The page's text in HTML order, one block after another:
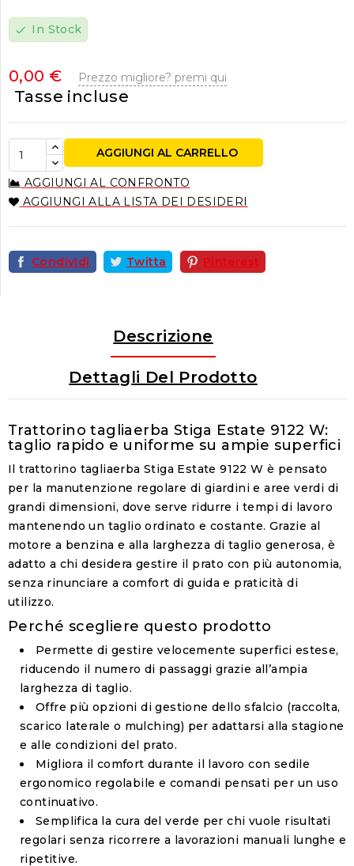
check In Stock
0,00 € Prezzo migliore? premi qui
Tasse incluse
AGGIUNGI AL CARRELLO
AGGIUNGI AL CONFRONTO
AGGIUNGI ALLA LISTA DEI DESIDERI
Condividi Twitta Pinterest
Descrizione
Dettagli Del Prodotto
Trattorino tagliaerba Stiga Estate 9122 W:
taglio rapido e uniforme su ampie superfici
Il trattorino tagliaerba Stiga Estate 9122 W è pensato
per la manutenzione regolare di giardini e aree verdi di
grandi dimensioni, dove serve ridurre i tempi di lavoro
mantenendo un taglio ordinato e costante. Grazie al
motore a benzina e alla larghezza di taglio generosa, è
adatto a chi desidera gestire il prato con più autonomia,
senza rinunciare a comfort di guida e praticità di
utilizzo.
Perché scegliere questo prodotto
Permette di gestire velocemente superfici estese,
riducendo il numero di passaggi grazie all’ampia
larghezza di taglio.
Offre più opzioni di gestione dello sfalcio (raccolta,
scarico laterale o mulching) per adattarsi alla stagione
e alle condizioni del prato.
Migliora il comfort durante il lavoro con sedile
ergonomico regolabile e comandi pensati per un uso
continuativo.
Semplifica la cura del verde per chi vuole risultati
regolari senza ricorrere a lavorazioni manuali lunghe e
ripetitive.